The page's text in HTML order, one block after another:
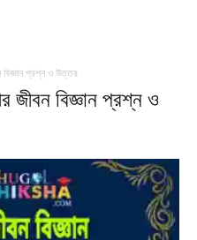
বিজ্ঞান প্রশ্ন ও উত্তর
জীবন বিজ্ঞান প্রশ্ন ও